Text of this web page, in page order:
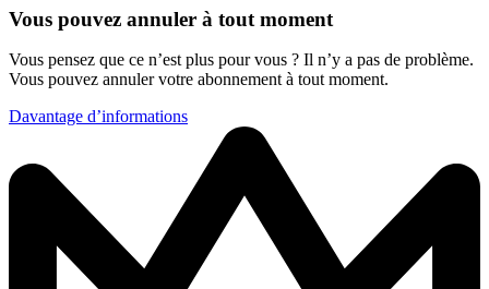
Vous pouvez annuler à tout moment
Vous pensez que ce n’est plus pour vous ? Il n’y a pas de problème.
Vous pouvez annuler votre abonnement à tout moment.
Davantage d’informations